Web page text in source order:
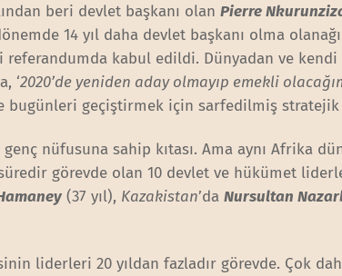
beri devlet başkanı olanPierre
14 yıl daha devlet başkanı olma
referandumda kabul edildi. Dünyadan ve
‘2020’de yeniden aday olmayıp emekli
bugünleri geçiştirmek için sarfedilmiş
nüfusuna sahip kıtası. Ama aynı Afrika
görevde olan 10 devlet ve hükümet
(37 yıl), Kazakistan’daNursultan
liderleri 20 yıldan fazladır görevde. Çok